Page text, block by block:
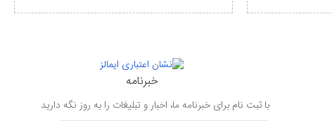
خبرنامه
با ثبت نام برای خبرنامه ما، اخبار و تبلیغات را به روز نگه دارید